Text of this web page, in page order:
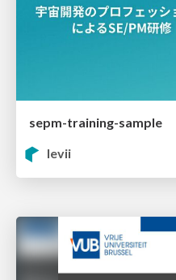
sepm-training-sample
levii